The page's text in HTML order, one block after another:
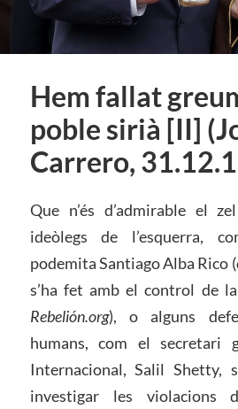
Hem fallat
poble sirià [II]
Carrero,
Que n’és d’admirable el
ideòlegs de l’esquerra,
podemita Santiago Alba Rico
s’ha fet amb el control de
Rebelión.org), o alguns
humans, com el secretari
Internacional, Salil Shetty,
investigar les violacions